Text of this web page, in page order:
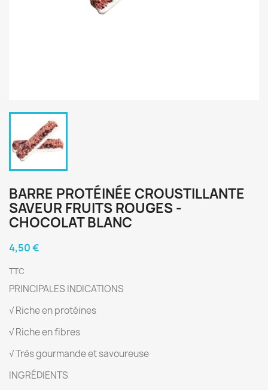
BARRE PROTÉINÉE CROUSTILLANTE
SAVEUR FRUITS ROUGES -
CHOCOLAT BLANC
4,50 €
TTC
PRINCIPALES INDICATIONS
√ Riche en protéines
√ Riche en fibres
√ Très gourmande et savoureuse
INGRÉDIENTS